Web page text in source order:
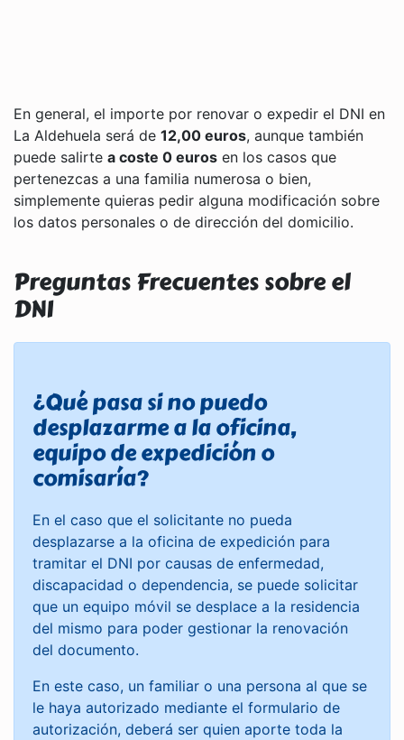
En general, el importe por renovar o expedir el DNI en
La Aldehuela será de 12,00 euros, aunque también
puede salirte a coste 0 euros en los casos que
pertenezcas a una familia numerosa o bien,
simplemente quieras pedir alguna modificación sobre
los datos personales o de dirección del domicilio.
Preguntas Frecuentes sobre el
DNI
¿Qué pasa si no puedo
desplazarme a la oficina,
equipo de expedición o
comisaría?
En el caso que el solicitante no pueda
desplazarse a la oficina de expedición para
tramitar el DNI por causas de enfermedad,
discapacidad o dependencia, se puede solicitar
que un equipo móvil se desplace a la residencia
del mismo para poder gestionar la renovación
del documento.
En este caso, un familiar o una persona al que se
le haya autorizado mediante el formulario de
autorización, deberá ser quien aporte toda la